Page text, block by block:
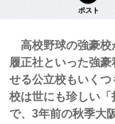
ポスト
高校野球の強豪校
履正社といった強
せる公立校もいく
校は世にも珍しい
で、3年前の秋季大